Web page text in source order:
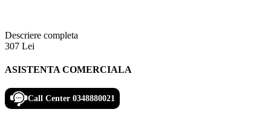
Descriere completa
307 Lei
ASISTENTA COMERCIALA
Call Center 0348880021